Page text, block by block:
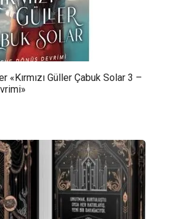
«Kırmızı Güller Çabuk Solar 3 –